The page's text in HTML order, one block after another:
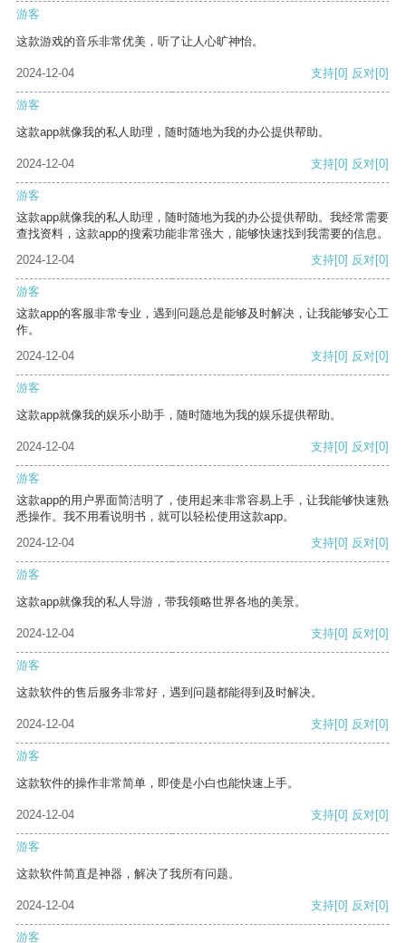
游客
这款游戏的音乐非常优美，听了让人心旷神怡。
2024-12-04 支持[0] 反对[0]
游客
这款app就像我的私人助理，随时随地为我的办公提供帮助。
2024-12-04 支持[0] 反对[0]
游客
这款app就像我的私人助理，随时随地为我的办公提供帮助。我经常需要
查找资料，这款app的搜索功能非常强大，能够快速找到我需要的信息。
2024-12-04
支持[0] 反对[0]
游客
这款app的客服非常专业，遇到问题总是能够及时解决，让我能够安心工
作。
2024-12-04
支持[0] 反对[0]
游客
这款app就像我的娱乐小助手，随时随地为我的娱乐提供帮助。
2024-12-04 支持[0] 反对[0]
游客
这款app的用户界面简洁明了，使用起来非常容易上手，让我能够快速熟
悉操作。我不用看说明书，就可以轻松使用这款app。
2024-12-04
支持[0] 反对[0]
游客
这款app就像我的私人导游，带我领略世界各地的美景。
2024-12-04 支持[0] 反对[0]
游客
这款软件的售后服务非常好，遇到问题都能得到及时解决。
2024-12-04 支持[0] 反对[0]
游客
这款软件的操作非常简单，即使是小白也能快速上手。
2024-12-04 支持[0] 反对[0]
游客
这款软件简直是神器，解决了我所有问题。
2024-12-04 支持[0] 反对[0]
游客